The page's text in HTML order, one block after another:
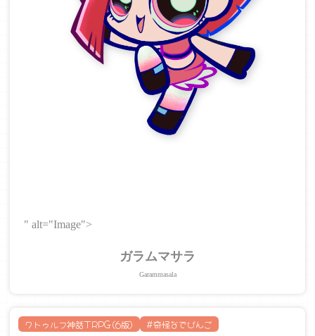
" alt="Image">
ガラムマサラ
Garammasala
クトゥルフ神話TRPG(6版) #奇怪なでびんご